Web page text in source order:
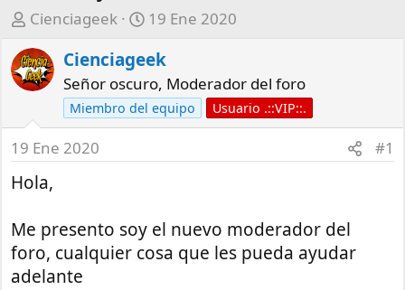
A
t
o
Cienciageek
F
c
h
a
d
i
c
i
19 Ene 2020
Cienciageek
Señor oscuro, Moderador del foro
Miembro del equipo Usuario .::VIP::.
19 Ene 2020 #1
Hola,
Me presento soy el nuevo moderador del
foro, cualquier cosa que les pueda ayudar
adelante